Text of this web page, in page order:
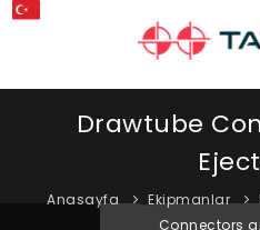
ANA SAYFA
MAKINELER
Drawtube
Anasayfa Ekipmanlar
Connectors